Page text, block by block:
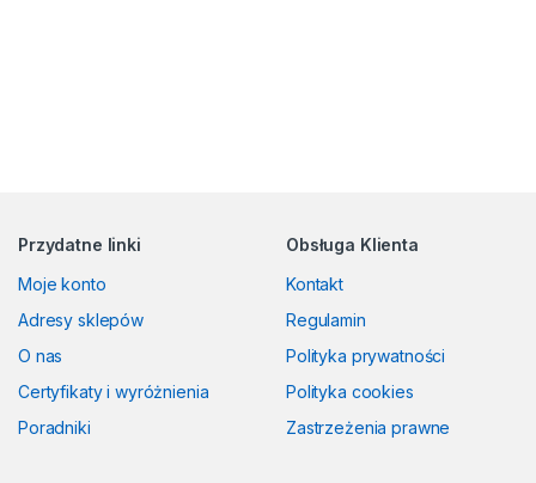
Przydatne linki
Moje konto
Adresy sklepów
O nas
Certyfikaty i wyróżnienia
Poradniki
Obsługa Klienta
Kontakt
Regulamin
Polityka prywatności
Polityka cookies
Zastrzeżenia prawne